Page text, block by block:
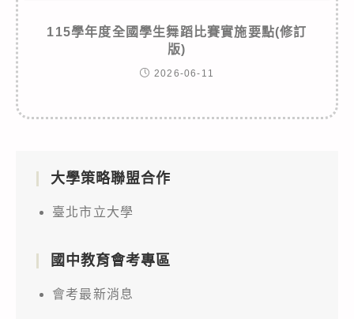
115學年度全國學生舞蹈比賽實施要點(修訂
版)
2026-06-11
大學策略聯盟合作
臺北市立大學
國中教育會考專區
會考最新消息